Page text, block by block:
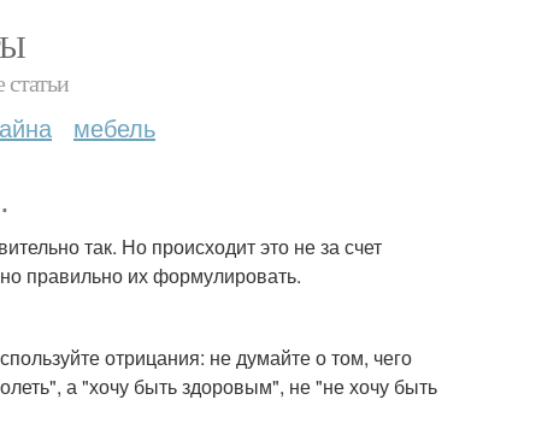
мебель
так. Но происходит это не за счет
правильно их формулировать.
отрицания: не думайте о том, чего
а "хочу быть здоровым", не "не хочу быть